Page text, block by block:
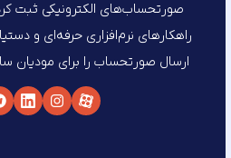
صورتحساب‌های الکترونیکی ثبت
راهکارهای نرم‌افزاری حرفه‌ای و
ارسال صورتحساب را برای مودیان